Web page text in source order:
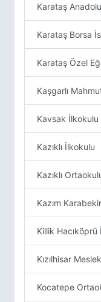
Karataş
Karataş Borsa
Karataş Özel
Kaşgarlı
Kavsak İlkokulu
Kazıklı İlkokulu
Kazıklı
Kazım
Killik Hacıköprü
Kızılhisar
Kocatepe